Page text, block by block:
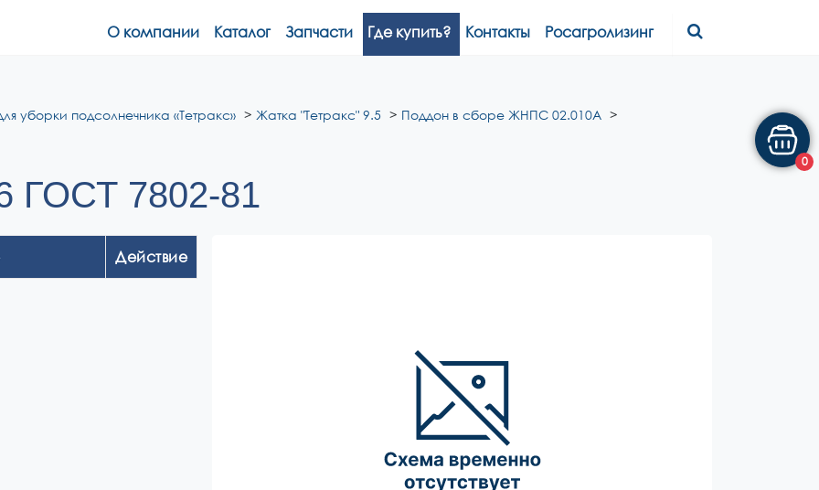
О компании Каталог Запчасти Где купить? Контакты Росагролизинг
уборки подсолнечника «Тетракс» Жатка "Тетракс" 9.5
Поддон в сборе ЖНПС 02.010А
ГОСТ 7802-81
Действие
0